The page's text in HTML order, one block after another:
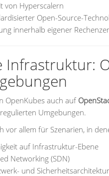
von Hyperscalern
Open-Source-
innerhalb eigener
Infrastruktur:
OpenKubes auch auf
Umgebungen.
vor allem für Szenarien, in
auf Infrastruktur-Ebene
Networking (SDN)
und